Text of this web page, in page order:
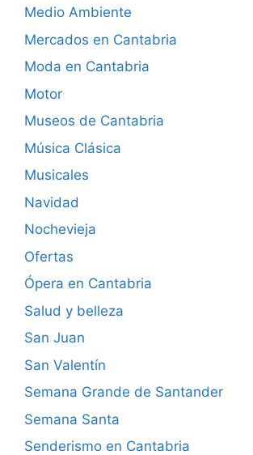
Medio Ambiente
Mercados en Cantabria
Moda en Cantabria
Motor
Museos de Cantabria
Música Clásica
Musicales
Navidad
Nochevieja
Ofertas
Ópera en Cantabria
Salud y belleza
San Juan
San Valentín
Semana Grande de Santander
Semana Santa
Senderismo en Cantabria